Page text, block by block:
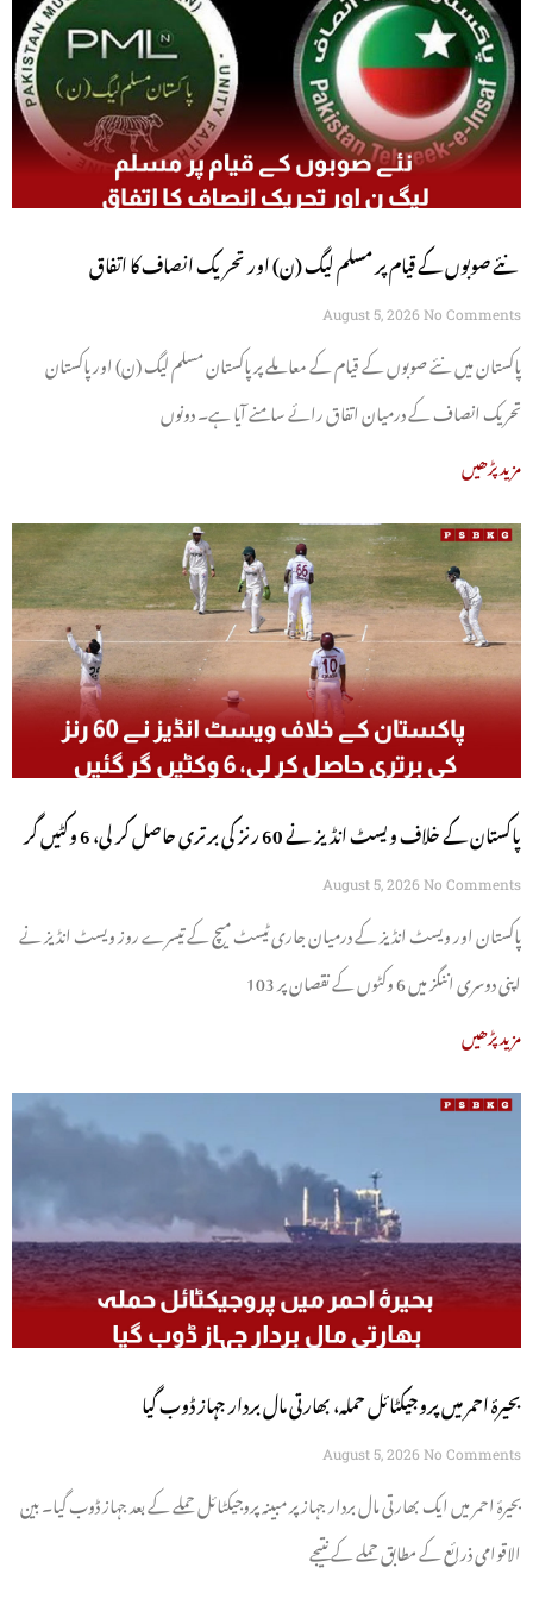
نئے صوبوں کے قیام پر مسلم لیگ (ن) اور تحریک انصاف کا اتفاق
August 5, 2026 No Comments
پاکستان میں نئے صوبوں کے قیام کے معاملے پر پاکستان مسلم لیگ (ن) اور پاکستان
تحریک انصاف کے درمیان اتفاق رائے سامنے آیا ہے۔ دونوں
مزید پڑھیں
پاکستان کے خلاف ویسٹ انڈیز نے 60 رنز کی برتری حاصل کر لی، 6 وکٹیں گر
گئیں
August 5, 2026 No Comments
پاکستان اور ویسٹ انڈیز کے درمیان جاری ٹیسٹ میچ کے تیسرے روز ویسٹ انڈیز نے
اپنی دوسری اننگز میں 6 وکٹوں کے نقصان پر 103
مزید پڑھیں
بحیرۂ احمر میں پروجیکٹائل حملہ، بھارتی مال بردار جہاز ڈوب گیا
August 5, 2026 No Comments
بحیرۂ احمر میں ایک بھارتی مال بردار جہاز پر مبینہ پروجیکٹائل حملے کے بعد جہاز ڈوب گیا۔ بین
الاقوامی ذرائع کے مطابق حملے کے نتیجے